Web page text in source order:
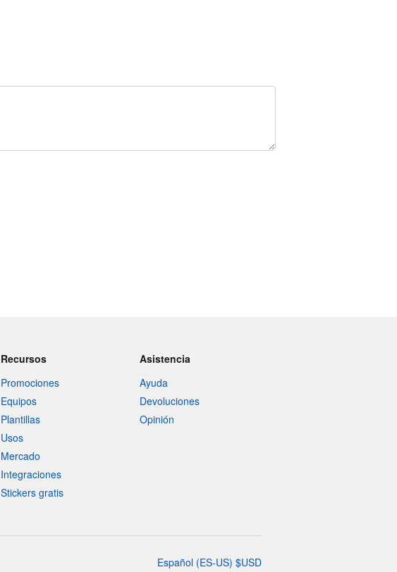
Recursos
Promociones
Equipos
Plantillas
Usos
Mercado
Integraciones
Stickers gratis
Asistencia
Ayuda
Devoluciones
Opinión
Español (ES-US) $USD